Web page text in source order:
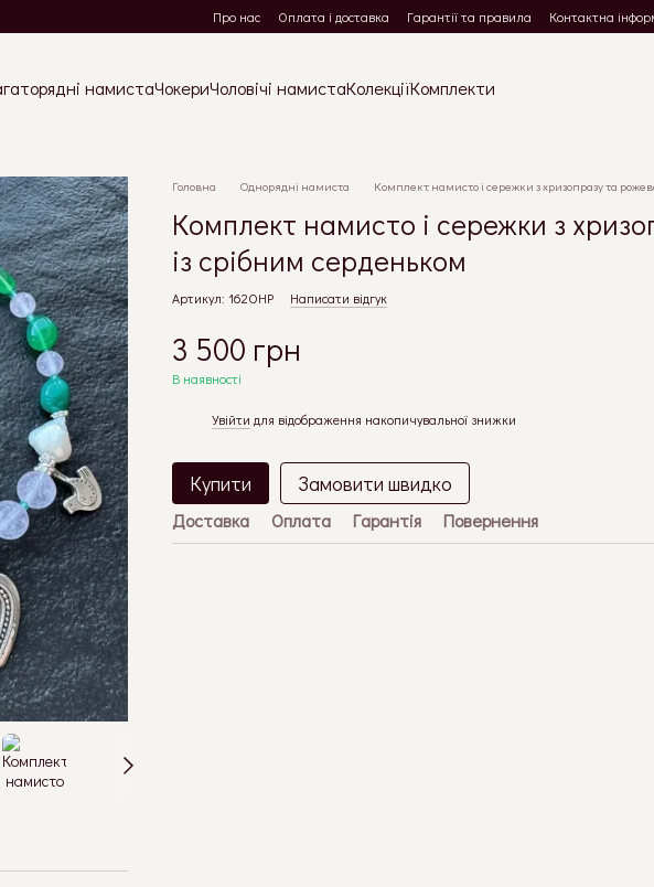
Про нас Оплата і доставка Гарантії та правила Контактна
намистаЧокериЧоловічі намистаКолекціїКомплекти
Головна Однорядні намиста Комплект намисто і сережки з хризопразу та
Комплект намисто і сережки з
із срібним серденьком
Артикул: 162ОНР Написати відгук
3 500 грн
В наявності
Увійти для відображення накопичувальної знижки
Купити Замовити швидко
Доставка Оплата Гарантія Повернення